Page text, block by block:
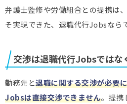
弁護士監修や労働組合との提携は
そ実現できた、退職代行Jobsなら
交渉は退職代行Jobsではな
勤務先と退職に関する交渉が必要
Jobsは直接交渉できません。提携